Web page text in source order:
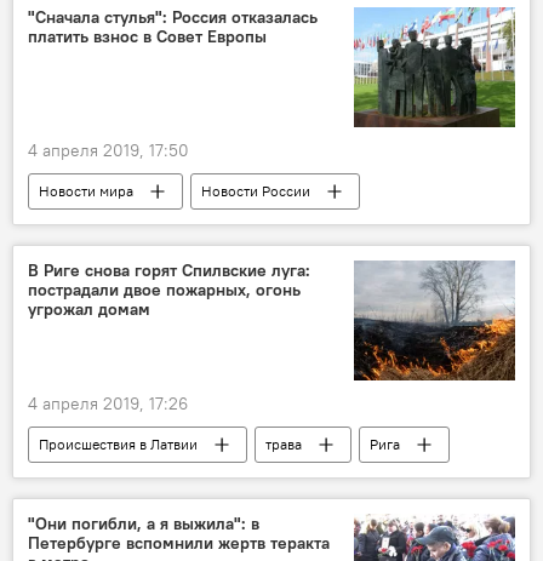
кинотеатр
"Сначала стулья": Россия отказалась
платить взнос в Совет Европы
4 апреля 2019, 17:50
Новости мира
Новости России
Совет Европы
Турбьерн Ягланд
ПАСЕ
взносы
В Риге снова горят Спилвские луга:
пострадали двое пожарных, огонь
угрожал домам
4 апреля 2019, 17:26
Происшествия в Латвии трава Рига
"Они погибли, а я выжила": в
Петербурге вспомнили жертв теракта